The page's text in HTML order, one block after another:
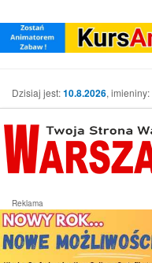
Dzisiaj jest:10.8.2026, imieniny:
Reklama